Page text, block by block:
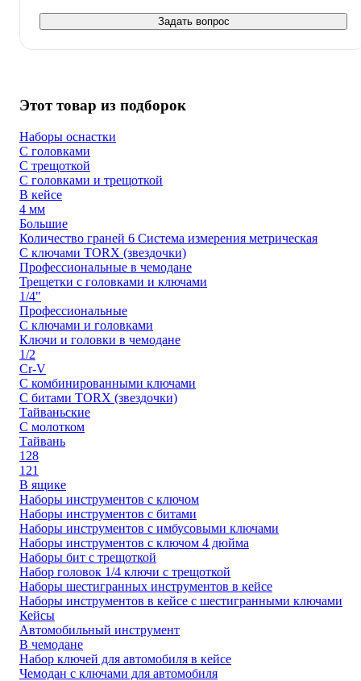
Задать вопрос
Этот товар из подборок
Наборы оснастки
С головками
С трещоткой
С головками и трещоткой
В кейсе
4 мм
Большие
Количество граней 6 Система измерения метрическая
С ключами TORX (звездочки)
Профессиональные в чемодане
Трещетки с головками и ключами
1/4"
Профессиональные
С ключами и головками
Ключи и головки в чемодане
1/2
Cr-V
С комбинированными ключами
С битами TORX (звездочки)
Тайваньские
С молотком
Тайвань
128
121
В ящике
Наборы инструментов с ключом
Наборы инструментов с битами
Наборы инструментов с имбусовыми ключами
Наборы инструментов с ключом 4 дюйма
Наборы бит с трещоткой
Набор головок 1/4 ключи с трещоткой
Наборы шестигранных инструментов в кейсе
Наборы инструментов в кейсе с шестигранными ключами
Кейсы
Автомобильный инструмент
В чемодане
Набор ключей для автомобиля в кейсе
Чемодан с ключами для автомобиля